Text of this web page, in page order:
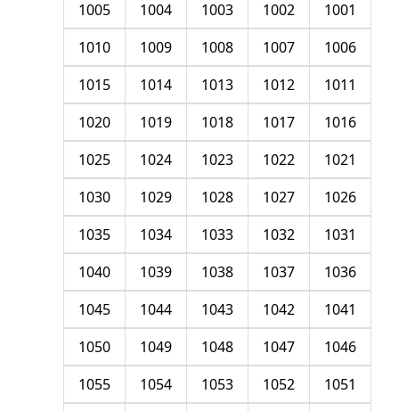
1001
1002
1003
1004
1005
1006
1007
1008
1009
1010
1011
1012
1013
1014
1015
1016
1017
1018
1019
1020
1021
1022
1023
1024
1025
1026
1027
1028
1029
1030
1031
1032
1033
1034
1035
1036
1037
1038
1039
1040
1041
1042
1043
1044
1045
1046
1047
1048
1049
1050
1051
1052
1053
1054
1055